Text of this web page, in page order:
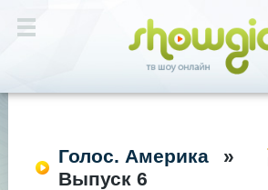
Голос. Америка
»
Выпуск 6